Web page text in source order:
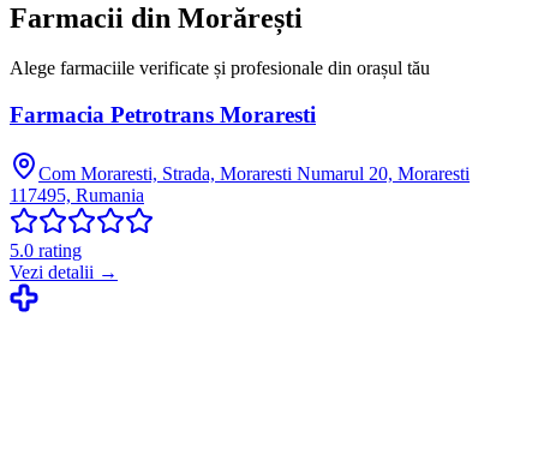
Farmacii din Morărești
Alege farmaciile verificate și profesionale din orașul tău
Farmacia Petrotrans Moraresti
Com Moraresti, Strada, Moraresti Numarul 20, Moraresti
117495, Rumania
5.0 rating
Vezi detalii →